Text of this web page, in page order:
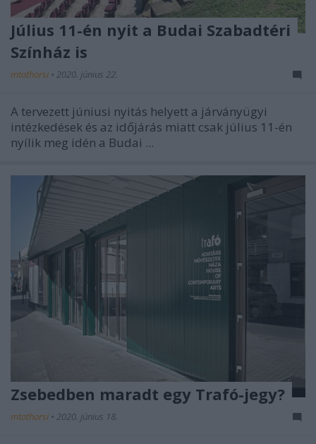
Július 11-én nyit a Budai Szabadtéri
Színház is
mtothorsi • 2020. június 22.
A tervezett júniusi nyitás helyett a járványügyi
intézkedések és az időjárás miatt csak július 11-én
nyílik meg idén a Budai ...
Zsebedben maradt egy Trafó-jegy?
mtothorsi • 2020. június 18.